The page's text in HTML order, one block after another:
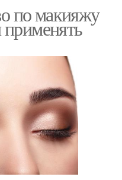
по макияжу
применять